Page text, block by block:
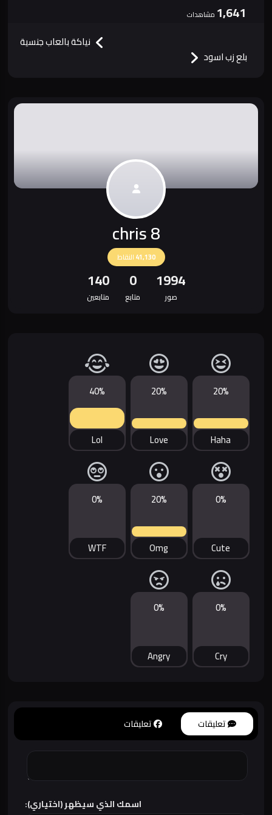
1,641 مشاهدات
نياكة بالعاب جنسية
بلع زب اسود
chris 8
41,130 النقاط
1994
صور
0
متابع
140
متابعين
20%
Haha
20%
Love
40%
Lol
0%
Cute
20%
Omg
0%
WTF
0%
Cry
0%
Angry
تعليقات تعليقات
اسمك الذي سيظهر (اختياري):